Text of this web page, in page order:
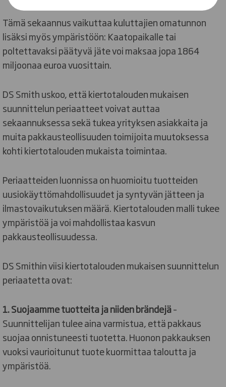
Tämä sekaannus vaikuttaa kuluttajien omatunnon
lisäksi myös ympäristöön: Kaatopaikalle tai
poltettavaksi päätyvä jäte voi maksaa jopa 1864
miljoonaa euroa vuosittain.
DS Smith uskoo, että kiertotalouden mukaisen
suunnittelun periaatteet voivat auttaa
sekaannuksessa sekä tukea yrityksen asiakkaita ja
muita pakkausteollisuuden toimijoita muutoksessa
kohti kiertotalouden mukaista toimintaa.
Periaatteiden luonnissa on huomioitu tuotteiden
uusiokäyttömahdollisuudet ja syntyvän jätteen ja
ilmastovaikutuksen määrä. Kiertotalouden malli tukee
ympäristöä ja voi mahdollistaa kasvun
pakkausteollisuudessa.
DS Smithin viisi kiertotalouden mukaisen suunnittelun
periaatetta ovat:
1. Suojaamme tuotteita ja niiden brändejä–
Suunnittelijan tulee aina varmistua, että pakkaus
suojaa onnistuneesti tuotetta. Huonon pakkauksen
vuoksi vaurioitunut tuote kuormittaa taloutta ja
ympäristöä.